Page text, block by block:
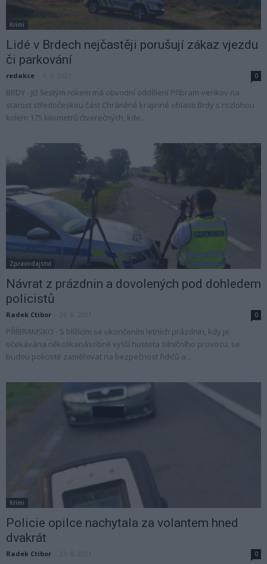
Krimi
Lidé v Brdech nejčastěji porušují zákaz vjezdu
či parkování
redakce 0
BRDY - Již šestým rokem má obvodní oddělení Příbram-venkov na
starost středočeskou část Chráněné krajinné oblasti Brdy s rozlohou
kolem 175 kilometrů čtverečných, kde...
Zpravodajství
Návrat z prázdnin a dovolených pod dohledem
policistů
Radek Ctibor 0
PŘÍBRAMSKO - S blížícím se ukončením letních prázdnin, kdy je
očekávána několikanásobně vyšší hustota silničního provozu, se
budou policisté zaměřovat na bezpečnost řidičů a...
Krimi
Policie opilce nachytala za volantem hned
dvakrát
Radek Ctibor 0